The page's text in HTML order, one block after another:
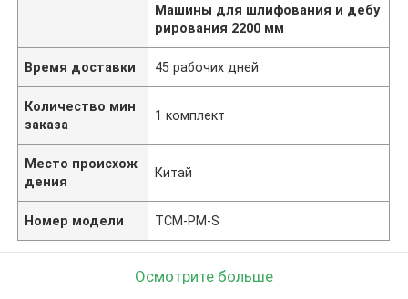
Машины для шлифования и дебу
рирования 2200 мм
Время доставки 45 рабочих дней
Количество мин
заказа
1 комплект
Место происхож
дения
Китай
Номер модели TCM-PM-S
Осмотрите больше